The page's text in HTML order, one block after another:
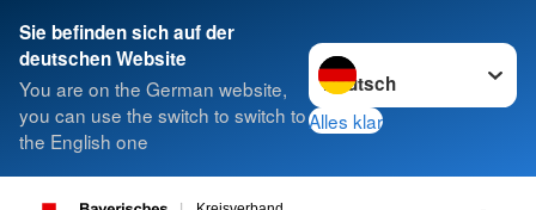
Sie befinden sich auf der
deutschen Website
You are on the German website,
you can use the switch to switch to
the English one
Sprache wechseln zu
Alles klar